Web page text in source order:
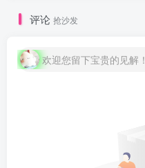
评论 抢沙发
欢迎您留下宝贵的见解！